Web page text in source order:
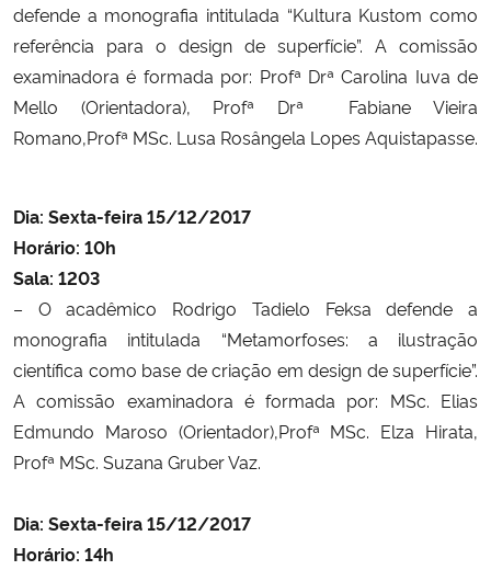
defende a monografia intitulada “Kultura Kustom como
referência para o design de superfície”. A comissão
examinadora é formada por: Profª DrªCarolina Iuva de
Mello (Orientadora), Profª Drª Fabiane Vieira
Romano,Profª MSc. Lusa Rosângela Lopes Aquistapasse.
Dia: Sexta-feira 15/12/2017
Horário: 10h
Sala: 1203
– O acadêmico Rodrigo Tadielo Feksa defende a
monografia intitulada “Metamorfoses: a ilustração
científica como base de criação em design de superfície”.
A comissão examinadora é formada por: MSc. Elias
Edmundo Maroso (Orientador),Profª MSc. Elza Hirata,
Profª MSc. Suzana Gruber Vaz.
Dia: Sexta-feira 15/12/2017
Horário: 14h